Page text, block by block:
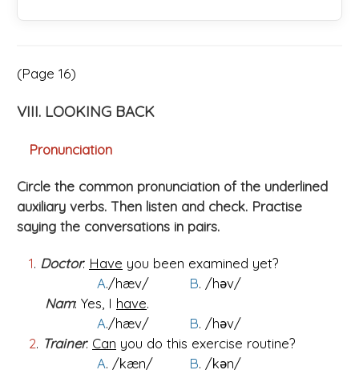
(Page 16)
VIII. LOOKING BACK
Pronunciation
Circle the common pronunciation of the underlined
auxiliary verbs. Then listen and check. Practise
saying the conversations in pairs.
1. Doctor: Have you been examined yet?
A./hæv/ B. /hǝv/
Nam: Yes, I have.
A./hæv/ B. /hǝv/
2. Trainer: Can you do this exercise routine?
A. /kæn/ B. /kǝn/